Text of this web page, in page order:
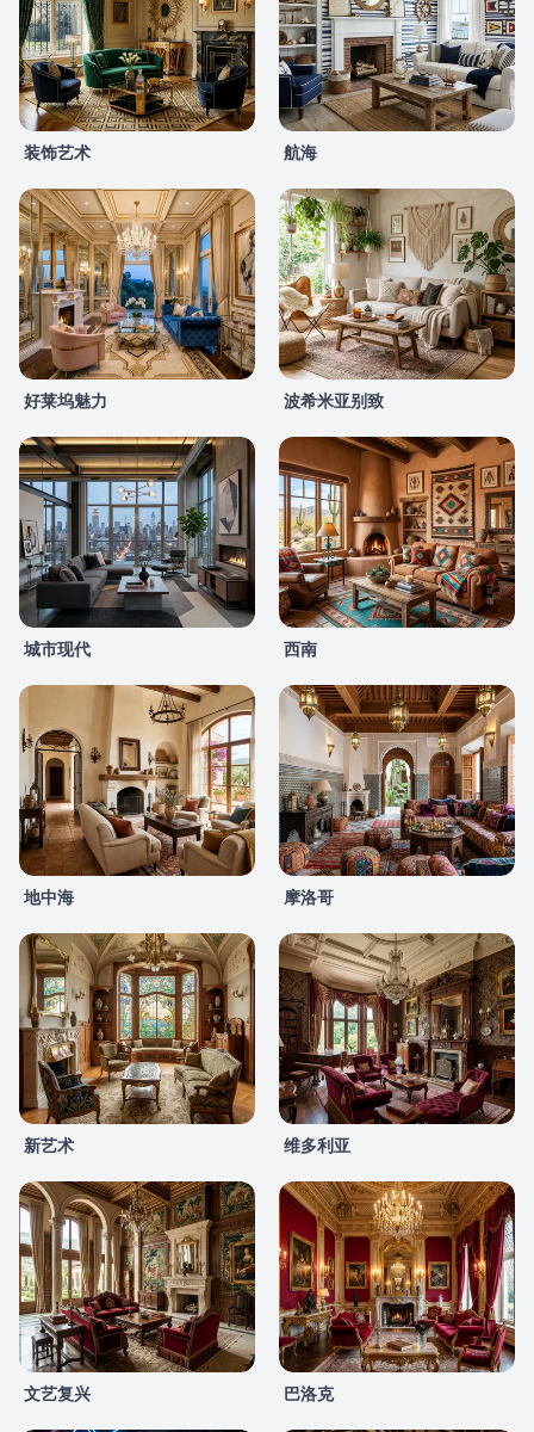
装饰艺术 航海
好莱坞魅力 波希米亚别致
城市现代 西南
地中海 摩洛哥
新艺术 维多利亚
文艺复兴 巴洛克